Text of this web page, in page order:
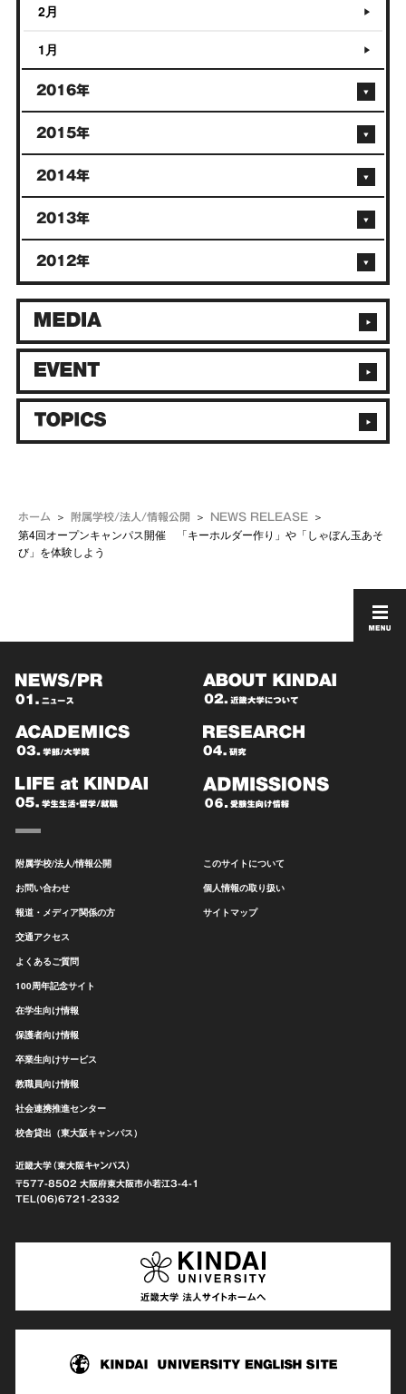
ホーム 附属学校/法人/情報公開 NEWS RELEASE
第4回オープンキャンパス開催 「キーホルダー作り」や「しゃぼん玉あそ
び」を体験しよう
2月
1月
2016年
2015年
2014年
2013年
2012年
附属学校/法人/情報公開
お問い合わせ
報道・メディア関係の方
交通アクセス
よくあるご質問
100周年記念サイト
在学生向け情報
保護者向け情報
卒業生向けサービス
教職員向け情報
社会連携推進センター
校舎貸出（東大阪キャンパス）
このサイトについて
個人情報の取り扱い
サイトマップ
近畿大学（東大阪キャンパス）
〒577-8502 大阪府東大阪市小若江3-4-1
TEL(06)6721-2332